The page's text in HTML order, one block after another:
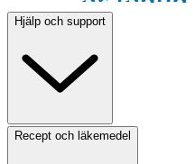
Hjälp och support
Recept och läkemedel